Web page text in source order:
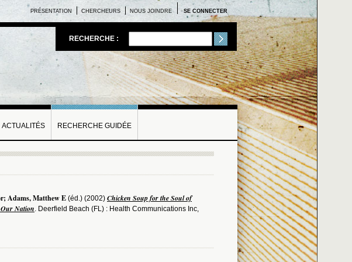
SE CONNECTER
PRÉSENTATION CHERCHEURS NOUS JOINDRE
RECHERCHE :
ACTUALITÉS RECHERCHE GUIDÉE
Adams, Matthew E (éd.) (2002) Chicken Soup for the Soul of
Nation. Deerfield Beach (FL) : Health Communications Inc,